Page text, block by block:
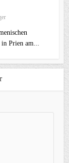
Prien am...